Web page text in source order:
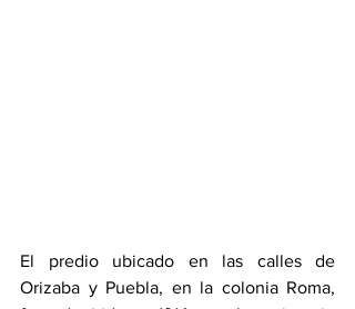
El predio ubicado en las calles de
Orizaba y Puebla, en la colonia Roma,